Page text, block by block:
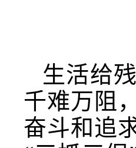
生活给
千难万阻
奋斗和追